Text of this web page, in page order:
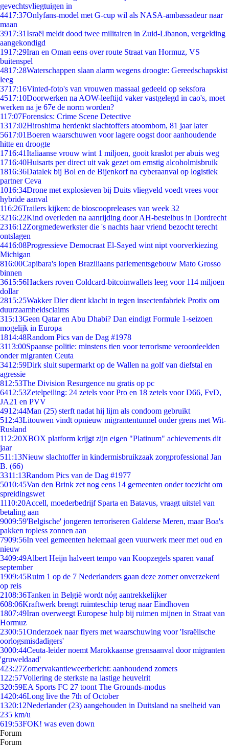
gevechtsvliegtuigen in
4417:37Onlyfans-model met G-cup wil als NASA-ambassadeur naar
maan
3917:31Israël meldt dood twee militairen in Zuid-Libanon, vergelding
aangekondigd
1917:29Iran en Oman eens over route Straat van Hormuz, VS
buitenspel
4817:28Waterschappen slaan alarm wegens droogte: Gereedschapskist
leeg
3717:16Vinted-foto's van vrouwen massaal gedeeld op seksfora
4517:10Doorwerken na AOW-leeftijd vaker vastgelegd in cao's, moet
werken na je 67e de norm worden?
117:07Forensics: Crime Scene Detective
1317:02Hiroshima herdenkt slachtoffers atoombom, 81 jaar later
5617:01Boeren waarschuwen voor lagere oogst door aanhoudende
hitte en droogte
1716:41Italiaanse vrouw wint 1 miljoen, gooit kraslot per abuis weg
1716:40Huisarts per direct uit vak gezet om ernstig alcoholmisbruik
1816:36Datalek bij Bol en de Bijenkorf na cyberaanval op logistiek
partner Ceva
1016:34Drone met explosieven bij Duits vliegveld voedt vrees voor
hybride aanval
116:26Trailers kijken: de bioscoopreleases van week 32
3216:22Kind overleden na aanrijding door AH-bestelbus in Dordrecht
2316:12Zorgmedewerkster die 's nachts haar vriend bezocht terecht
ontslagen
4416:08Progressieve Democraat El-Sayed wint nipt voorverkiezing
Michigan
816:00Capibara's lopen Braziliaans parlementsgebouw Mato Grosso
binnen
3615:56Hackers roven Coldcard-bitcoinwallets leeg voor 114 miljoen
dollar
2815:25Wakker Dier dient klacht in tegen insectenfabriek Protix om
duurzaamheidsclaims
315:13Geen Qatar en Abu Dhabi? Dan eindigt Formule 1-seizoen
mogelijk in Europa
1814:48Random Pics van de Dag #1978
3113:00Spaanse politie: minstens tien voor terrorisme veroordeelden
onder migranten Ceuta
3412:59Dirk sluit supermarkt op de Wallen na golf van diefstal en
agressie
812:53The Division Resurgence nu gratis op pc
6412:53Zetelpeiling: 24 zetels voor Pro en 18 zetels voor D66, FvD,
JA21 en PVV
4912:44Man (25) sterft nadat hij lijm als condoom gebruikt
512:43Litouwen vindt opnieuw migrantentunnel onder grens met Wit-
Rusland
112:20XBOX platform krijgt zijn eigen "Platinum" achievements dit
jaar
511:13Nieuw slachtoffer in kindermisbruikzaak zorgprofessional Jan
B. (66)
3311:13Random Pics van de Dag #1977
5010:45Van den Brink zet nog eens 14 gemeenten onder toezicht om
spreidingswet
1110:20Accell, moederbedrijf Sparta en Batavus, vraagt uitstel van
betaling aan
9009:59'Belgische' jongeren terroriseren Galderse Meren, maar Boa's
pakken topless zonnen aan
7909:56In veel gemeenten helemaal geen vuurwerk meer met oud en
nieuw
3409:49Albert Heijn halveert tempo van Koopzegels sparen vanaf
september
1909:45Ruim 1 op de 7 Nederlanders gaan deze zomer onverzekerd
op reis
2108:36Tanken in België wordt nóg aantrekkelijker
608:06Kraftwerk brengt ruimteschip terug naar Eindhoven
1807:49Iran overweegt Europese hulp bij ruimen mijnen in Straat van
Hormuz
2300:51Onderzoek naar flyers met waarschuwing voor 'Israëlische
oorlogsmisdadigers'
3000:44Ceuta-leider noemt Marokkaanse grensaanval door migranten
'gruweldaad'
423:27Zomervakantieweerbericht: aanhoudend zomers
1 22:57Vollering de sterkste na lastige heuvelrit
320:59EA Sports FC 27 toont The Grounds-modus
1420:46Long live the 7th of October
1320:12Nederlander (23) aangehouden in Duitsland na snelheid van
235 km/u
619:53FOK! was even down
Forum
Forum